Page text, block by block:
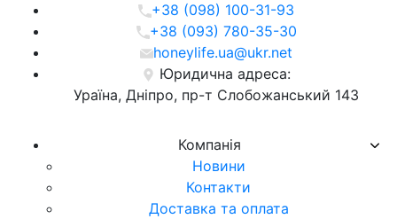
Компанія
Новини
Контакти
Доставка та оплата
+38 (098) 100-31-93
+38 (093) 780-35-30
honeylife.ua@ukr.net
Юридична адреса:
Ураїна, Дніпро, пр-т Слобожанський 143